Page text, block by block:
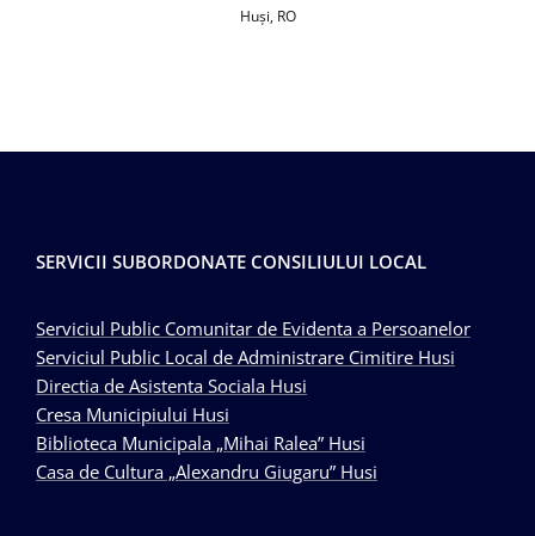
Huşi, RO
SERVICII SUBORDONATE CONSILIULUI LOCAL
Serviciul Public Comunitar de Evidenta a Persoanelor
Serviciul Public Local de Administrare Cimitire Husi
Directia de Asistenta Sociala Husi
Cresa Municipiului Husi
Biblioteca Municipala „Mihai Ralea” Husi
Casa de Cultura „Alexandru Giugaru” Husi